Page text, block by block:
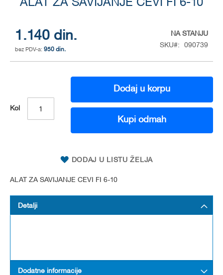
ALAT ZA SAVIJANJE CEVI FI 6-10
1.140 din.
950 din.
NA STANJU
SKU
090739
Kol
Dodaj u korpu
Kupi odmah
DODAJ U LISTU ŽELJA
ALAT ZA SAVIJANJE CEVI FI 6-10
of
the
images
gallery
Detalji
Dodatne informacije